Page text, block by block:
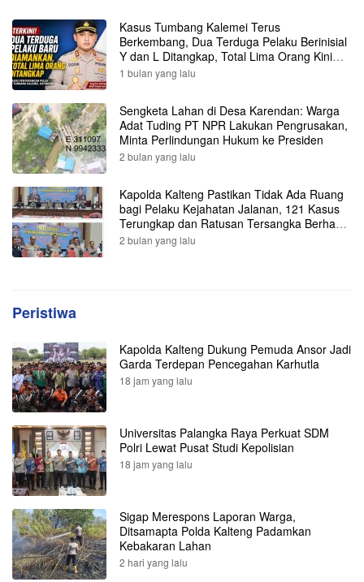
Kasus Tumbang Kalemei Terus
Berkembang, Dua Terduga Pelaku Berinisial
Y dan L Ditangkap, Total Lima Orang Kini
Diamankan Polisi
1 bulan yang lalu
Sengketa Lahan di Desa Karendan: Warga
Adat Tuding PT NPR Lakukan Pengrusakan,
Minta Perlindungan Hukum ke Presiden
2 bulan yang lalu
Kapolda Kalteng Pastikan Tidak Ada Ruang
bagi Pelaku Kejahatan Jalanan, 121 Kasus
Terungkap dan Ratusan Tersangka Berhasil
Dibekuk
2 bulan yang lalu
Peristiwa
Kapolda Kalteng Dukung Pemuda Ansor Jadi
Garda Terdepan Pencegahan Karhutla
18 jam yang lalu
Universitas Palangka Raya Perkuat SDM
Polri Lewat Pusat Studi Kepolisian
18 jam yang lalu
Sigap Merespons Laporan Warga,
Ditsamapta Polda Kalteng Padamkan
Kebakaran Lahan
2 hari yang lalu